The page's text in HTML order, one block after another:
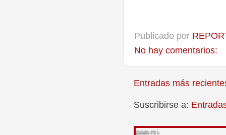
Publicado por
No hay comentarios:
Entradas más
Suscribirse a: